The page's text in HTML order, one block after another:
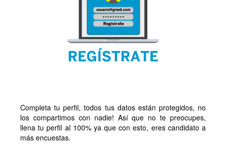
Completa tu perfil, todos tus datos están protegidos, no
los compartimos con nadie! Así que no te preocupes,
llena tu perfil al 100% ya que con esto, eres candidato a
más encuestas.